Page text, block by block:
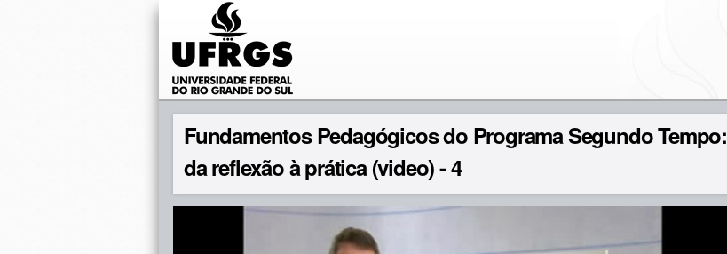
Fundamentos Pedagógicos do Programa Segundo Tempo:
da reflexão à prática (video) - 4